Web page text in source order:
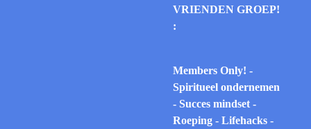
VRIENDEN GROEP!
:
Members Only! -
Spiritueel ondernemen
- Succes mindset -
Roeping - Lifehacks -